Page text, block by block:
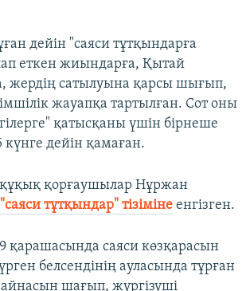
дейін "саяси тұтқындарға
еткен жиындарға, Қытай
жердің сатылуына қарсы шығып,
жауапқа тартылған. Сот оны
қатысқаны үшін бірнеше
күнге дейін қамаған.
қорғаушылар Нұржан
"саяси тұтқындар" тізіміне енгізген.
қарашасында саяси көзқарасын
белсендінің ауласында тұрған
айнасын шағып, жүргізуші